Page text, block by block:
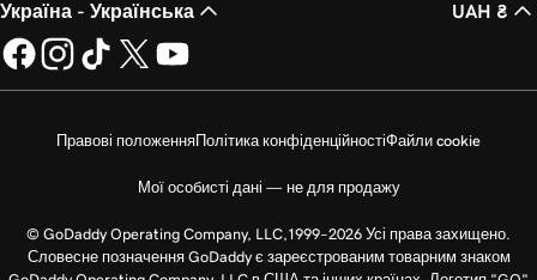
Україна - Українська UAH ₴
Правові положенняПолітика конфіденційностіФайли cookie
Мої особисті дані — не для продажу
© GoDaddy Operating Company, LLC,1999–2026 Усі права захищено.
Словесне позначення GoDaddy є зареєстрованим товарним знаком